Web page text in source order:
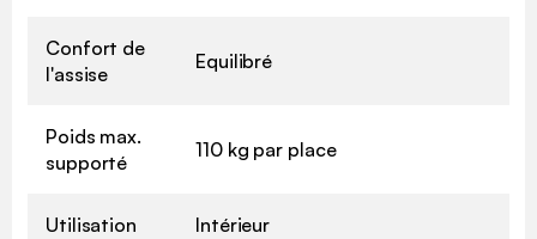
Confort de
l'assise
Equilibré
Poids max.
supporté
110 kg par place
Utilisation Intérieur